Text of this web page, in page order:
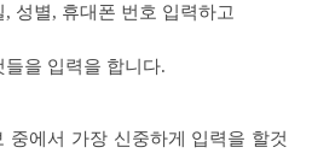
성별, 휴대폰 번호 입력하고
을 입력을 합니다.
중에서 가장 신중하게 입력을 할것